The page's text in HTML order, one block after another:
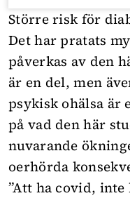
Större risk för
Det har pratats
påverkas av den
är en del, men
psykisk ohälsa är
på vad den här
nuvarande
oerhörda
”Att ha covid,